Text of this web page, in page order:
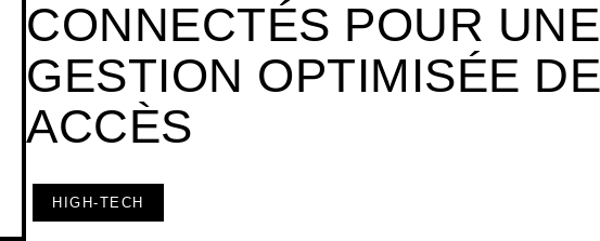
CONNECTÉS POUR UNE
GESTION OPTIMISÉE
ACCÈS
HIGH-TECH